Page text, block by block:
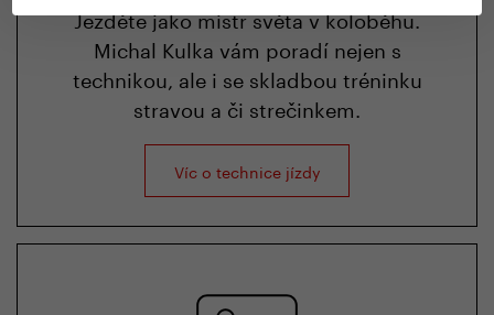
Jezděte jako mistr světa v koloběhu.
Michal Kulka vám poradí nejen s
technikou, ale i se skladbou tréninku
stravou a či strečinkem.
Víc o technice jízdy